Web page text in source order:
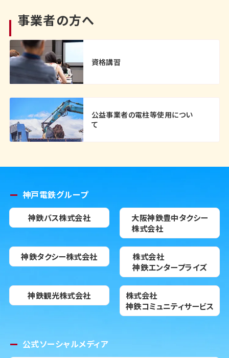
事業者の方へ
資格講習
公益事業者の電柱等使用につい
て
神戸電鉄グループ
神鉄バス株式会社
大阪神鉄豊中タクシー
株式会社
神鉄タクシー株式会社
株式会社
神鉄エンタープライズ
神鉄観光株式会社
株式会社
神鉄コミュニティサービス
公式ソーシャルメディア